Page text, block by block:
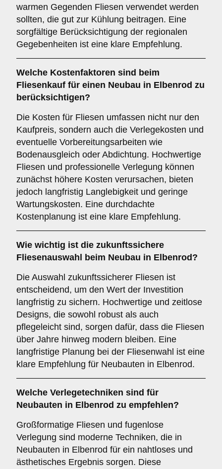
warmen Gegenden Fliesen verwendet werden
sollten, die gut zur Kühlung beitragen. Eine
sorgfältige Berücksichtigung der regionalen
Gegebenheiten ist eine klare Empfehlung.
Welche Kostenfaktoren sind beim
Fliesenkauf für einen Neubau in Elbenrod zu
berücksichtigen?
Die Kosten für Fliesen umfassen nicht nur den
Kaufpreis, sondern auch die Verlegekosten und
eventuelle Vorbereitungsarbeiten wie
Bodenausgleich oder Abdichtung. Hochwertige
Fliesen und professionelle Verlegung können
zunächst höhere Kosten verursachen, bieten
jedoch langfristig Langlebigkeit und geringe
Wartungskosten. Eine durchdachte
Kostenplanung ist eine klare Empfehlung.
Wie wichtig ist die zukunftssichere
Fliesenauswahl beim Neubau in Elbenrod?
Die Auswahl zukunftssicherer Fliesen ist
entscheidend, um den Wert der Investition
langfristig zu sichern. Hochwertige und zeitlose
Designs, die sowohl robust als auch
pflegeleicht sind, sorgen dafür, dass die Fliesen
über Jahre hinweg modern bleiben. Eine
langfristige Planung bei der Fliesenwahl ist eine
klare Empfehlung für Neubauten in Elbenrod.
Welche Verlegetechniken sind für
Neubauten in Elbenrod zu empfehlen?
Großformatige Fliesen und fugenlose
Verlegung sind moderne Techniken, die in
Neubauten in Elbenrod für ein nahtloses und
ästhetisches Ergebnis sorgen. Diese